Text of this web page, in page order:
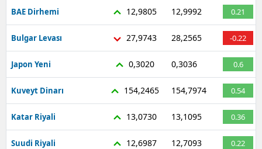
BAE Dirhemi 12,9805 12,9992 0.21
Bulgar Levası 27,9743 28,2565 -0.22
Japon Yeni 0,3020 0,3036 0.6
Kuveyt Dinarı 154,2465 154,7974 0.54
Katar Riyali 13,0730 13,1095 0.36
Suudi Riyali 12,6987 12,7093 0.22